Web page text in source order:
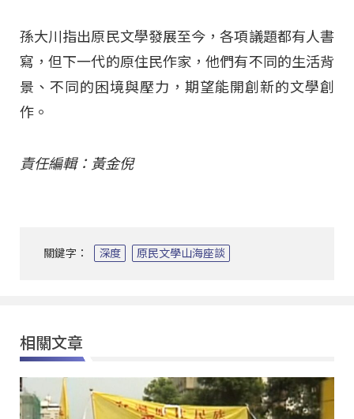
孫大川指出原民文學發展至今，各項議題都有人書
寫，但下一代的原住民作家，他們有不同的生活背
景、不同的困境與壓力，期望能開創新的文學創
作。
責任編輯：黃金倪
關鍵字： 深度 原民文學山海座談
相關文章